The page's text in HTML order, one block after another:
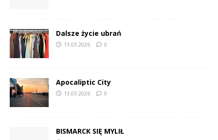
Dalsze życie ubrań
13.03.2026 0
Apocaliptic City
13.03.2026 0
BISMARCK SIĘ MYLIŁ